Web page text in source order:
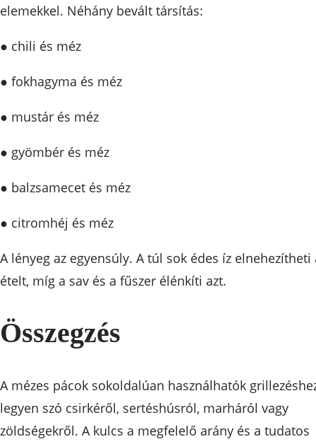
elemekkel. Néhány bevált társítás:
● chili és méz
● fokhagyma és méz
● mustár és méz
● gyömbér és méz
● balzsamecet és méz
● citromhéj és méz
A lényeg az egyensúly. A túl sok édes íz elnehezítheti
ételt, míg a sav és a fűszer élénkíti azt.
Összegzés
A mézes pácok sokoldalúan használhatók
legyen szó csirkéről, sertéshúsról, marháról vagy
zöldségekről. A kulcs a megfelelő arány és a tudatos